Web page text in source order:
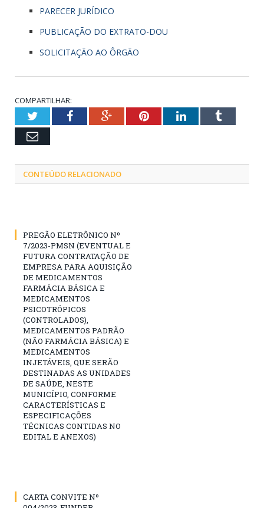
PARECER JURÍDICO
PUBLICAÇÃO DO EXTRATO-DOU
SOLICITAÇÃO AO ÔRGÃO
COMPARTILHAR:
TwitterFacebookGoogle+PinterestLinkedInTumblr
Email
CONTEÚDO RELACIONADO
PREGÃO ELETRÔNICO Nº
7/2023-PMSN (EVENTUAL E
FUTURA CONTRATAÇÃO DE
EMPRESA PARA AQUISIÇÃO
DE MEDICAMENTOS
FARMÁCIA BÁSICA E
MEDICAMENTOS
PSICOTRÓPICOS
(CONTROLADOS),
MEDICAMENTOS PADRÃO
(NÃO FARMÁCIA BÁSICA) E
MEDICAMENTOS
INJETÁVEIS, QUE SERÃO
DESTINADAS AS UNIDADES
DE SAÚDE, NESTE
MUNICÍPIO, CONFORME
CARACTERÍSTICAS E
ESPECIFICAÇÕES
TÉCNICAS CONTIDAS NO
EDITAL E ANEXOS)
CARTA CONVITE Nº